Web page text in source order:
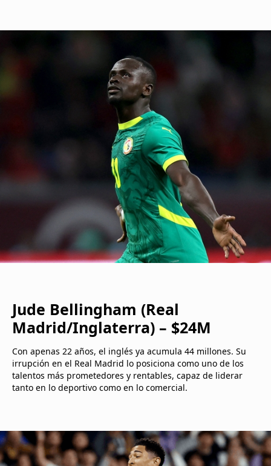
Jude Bellingham (Real
Madrid/Inglaterra) – $24M
Con apenas 22 años, el inglés ya acumula 44 millones. Su
irrupción en el Real Madrid lo posiciona como uno de los
talentos más prometedores y rentables, capaz de liderar
tanto en lo deportivo como en lo comercial.